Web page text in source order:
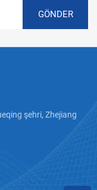
şehri, Zhejiang